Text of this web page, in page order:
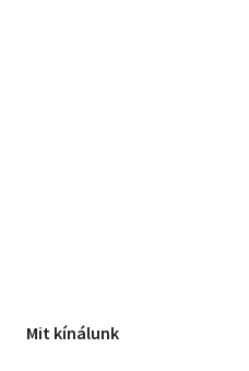
Mit kínálunk